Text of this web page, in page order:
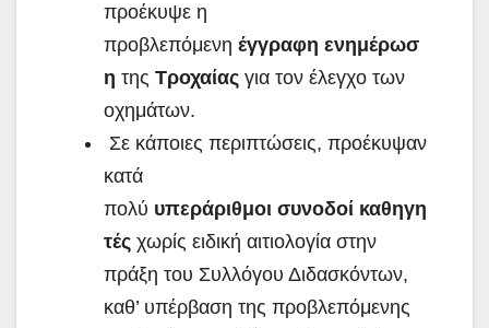
προέκυψε η
προβλεπόμενη έγγραφη ενημέρωσ
η της Τροχαίας για τον έλεγχο των
οχημάτων.
Σε κάποιες περιπτώσεις, προέκυψαν
κατά
πολύ υπεράριθμοι συνοδοί καθηγη
τές χωρίς ειδική αιτιολογία στην
πράξη του Συλλόγου Διδασκόντων,
καθ’ υπέρβαση της προβλεπόμενης